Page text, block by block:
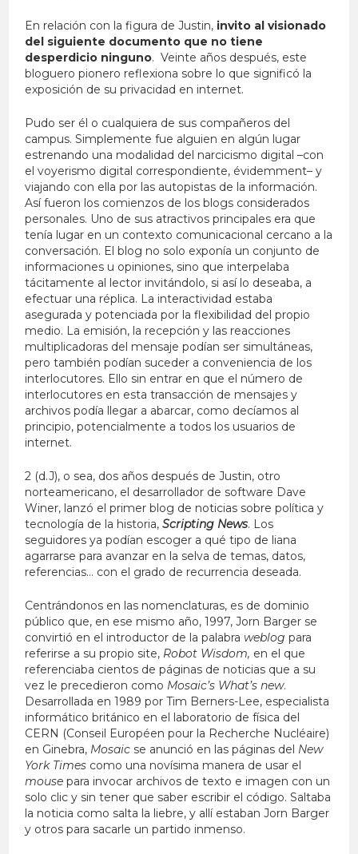
En relación con la figura de Justin, invito al visionado
del siguiente documento que no tiene
desperdicio ninguno. Veinte años después, este
bloguero pionero reflexiona sobre lo que significó la
exposición de su privacidad en internet.
Pudo ser él o cualquiera de sus compañeros del
campus. Simplemente fue alguien en algún lugar
estrenando una modalidad del narcicismo digital –con
el voyerismo digital correspondiente, évidemment– y
viajando con ella por las autopistas de la información.
Así fueron los comienzos de los blogs considerados
personales. Uno de sus atractivos principales era que
tenía lugar en un contexto comunicacional cercano a la
conversación. El blog no solo exponía un conjunto de
informaciones u opiniones, sino que interpelaba
tácitamente al lector invitándolo, si así lo deseaba, a
efectuar una réplica. La interactividad estaba
asegurada y potenciada por la flexibilidad del propio
medio. La emisión, la recepción y las reacciones
multiplicadoras del mensaje podían ser simultáneas,
pero también podían suceder a conveniencia de los
interlocutores. Ello sin entrar en que el número de
interlocutores en esta transacción de mensajes y
archivos podía llegar a abarcar, como decíamos al
principio, potencialmente a todos los usuarios de
internet.
2 (d.J), o sea, dos años después de Justin, otro
norteamericano, el desarrollador de software Dave
Winer, lanzó el primer blog de noticias sobre política y
tecnología de la historia,Scripting News. Los
seguidores ya podían escoger a qué tipo de liana
agarrarse para avanzar en la selva de temas, datos,
referencias… con el grado de recurrencia deseada.
Centrándonos en las nomenclaturas, es de dominio
público que, en ese mismo año, 1997, Jorn Barger se
convirtió en el introductor de la palabraweblogpara
referirse a su propio site, Robot Wisdom, en el que
referenciaba cientos de páginas de noticias que a su
vez le precedieron como Mosaic’s What’s new.
Desarrollada en 1989 por Tim Berners-Lee, especialista
informático británico en el laboratorio de física del
CERN (Conseil Européen pour la Recherche Nucléaire)
en Ginebra, Mosaic se anunció en las páginas del New
York Times como una novísima manera de usar el
mouse para invocar archivos de texto e imagen con un
solo clic y sin tener que saber escribir el código. Saltaba
la noticia como salta la liebre, y allí estaban Jorn Barger
y otros para sacarle un partido inmenso.